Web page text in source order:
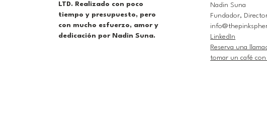
LTD. Realizado con poco
tiempo y presupuesto, pero
con mucho esfuerzo, amor y
dedicación por Nadin Suna.
Nadin Suna
Fundador,
LinkedIn
Reserva una
tomar un café